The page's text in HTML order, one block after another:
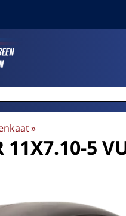
‪»
11X7.10-5